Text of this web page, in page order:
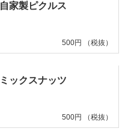
自家製ピクルス
500円 （税抜）
ミックスナッツ
500円 （税抜）